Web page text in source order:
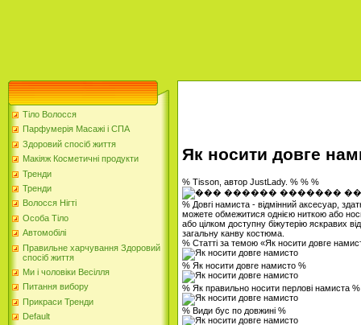
Тіло Волосся
Парфумерія Масажі і СПА
Здоровий спосіб життя
Макіяж Косметичні продукти
Тренди
Тренди
Волосся Нігті
Особа Тіло
Автомобілі
Правильне харчування Здоровий
спосіб життя
Ми і чоловіки Весілля
Питання вибору
Прикраси Тренди
Default
Як носити довге
% Tisson, автор JustLady. % % %
% Довгі намиста - відмінний аксесуар,
можете обмежитися однією ниткою або
або цілком доступну біжутерію яскравих
загальну канву костюма.
% Статті за темою «Як носити довге
% Як носити довге намисто %
% Як правильно носити перлові намиста %
% Види бус по довжині %